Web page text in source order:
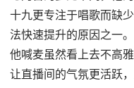
十九更专注于唱歌而缺
法快速提升的原因之一
他喊麦虽然看上去不高
让直播间的气氛更活跃